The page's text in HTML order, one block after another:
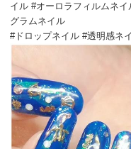
イル #オーロラフィルムネ
グラムネイル
#ドロップネイル #透明感ネ